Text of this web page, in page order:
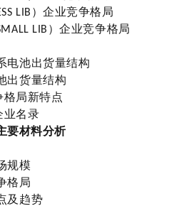
SS LIB ）企业竞争格局
MALL LIB ）企业竞争格局
电池出货量结构
出货量结构
格局新特点
业名录
要材料分析
规模
格局
及趋势